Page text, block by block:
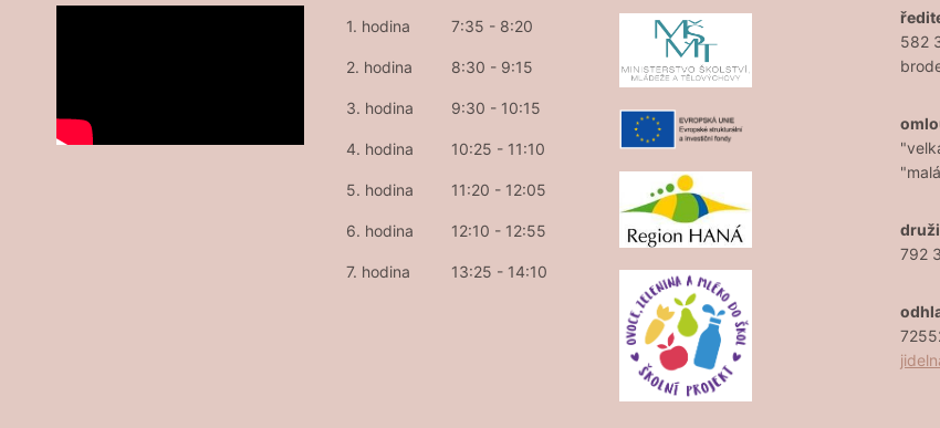
1. hodina 7:35 - 8:20
2. hodina 8:30 - 9:15
3. hodina 9:30 - 10:15
4. hodina 10:25 - 11:10
5. hodina 11:20 - 12:05
6. hodina 12:10 - 12:55
7. hodina 13:25 - 14:10
582
792